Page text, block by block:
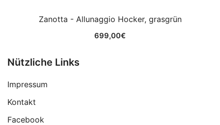
Zanotta - Allunaggio Hocker, grasgrün
699,00€
Nützliche Links
Impressum
Kontakt
Facebook